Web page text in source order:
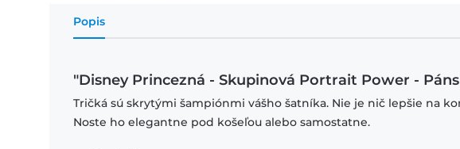
Popis
"Disney Princezná - Skupinová Portrait Power -
Tričká sú skrytými šampiónmi vášho šatníka. Nie je nič lepšie na
Noste ho elegantne pod košeľou alebo samostatne.